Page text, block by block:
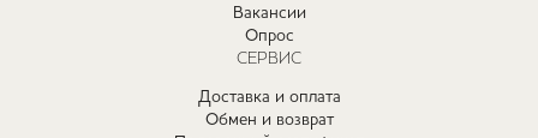
Вакансии
Опрос
СЕРВИС
Доставка и оплата
Обмен и возврат